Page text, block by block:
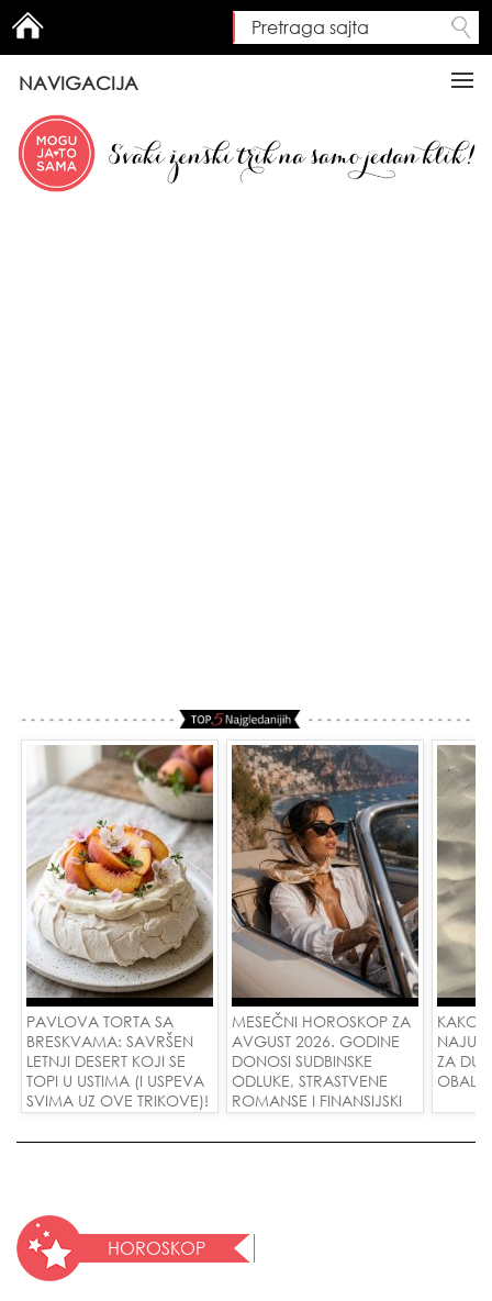
Search form
Pretraga sajta
NAVIGACIJA
PAVLOVA TORTA SA
BRESKVAMA: SAVRŠEN
LETNJI DESERT KOJI SE
TOPI U USTIMA (I USPEVA
SVIMA UZ OVE TRIKOVE)!
MESEČNI HOROSKOP ZA
AVGUST 2026. GODINE
DONOSI SUDBINSKE
ODLUKE, STRASTVENE
ROMANSE I FINANSIJSKI
KAKO
ZA
HOROSKOP